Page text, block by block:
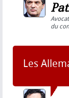
Avocat
du
Les